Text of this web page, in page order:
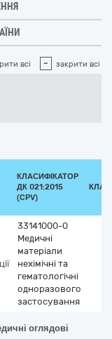
всі - закрити всі
КЛАСИФІКАТОР
ДК 021:2015
(CPV)
33141000-0
Медичні
матеріали
нехімічні та
гематологічні
одноразового
застосування
оглядові